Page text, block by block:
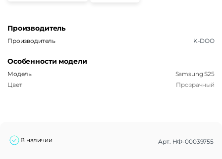
Производитель
Производитель K-DOO
Особенности модели
Модель
Samsung S25
Цвет
Прозрачный
В наличии Арт. НФ-00039755